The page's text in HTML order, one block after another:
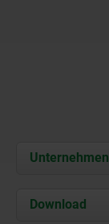
Unternehmen
Über uns
Download